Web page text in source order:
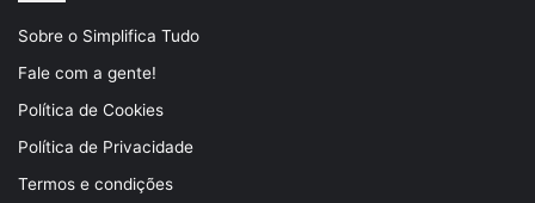
Sobre o Simplifica Tudo
Fale com a gente!
Política de Cookies
Política de Privacidade
Termos e condições